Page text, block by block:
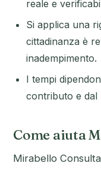
reale e
Si applica una
cittadinanza è
inadempimento.
I tempi
contributo e dal
Come aiuta
Mirabello